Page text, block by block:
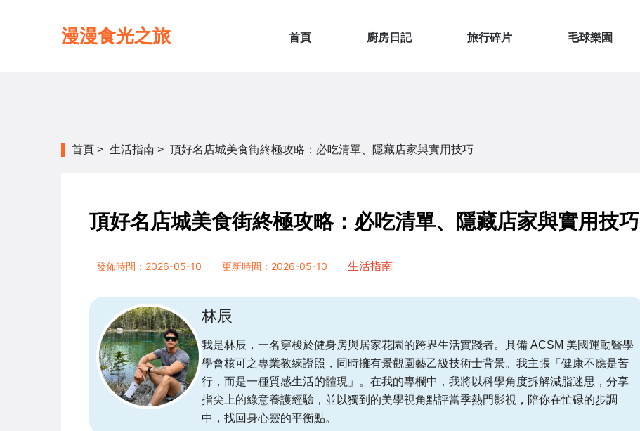
漫漫食光之旅 首頁 廚房日記 旅行碎片 毛球樂園
首頁 > 生活指南 > 頂好名店城美食街終極攻略：必吃清單、隱藏店家與實用技巧
頂好名店城美食街終極攻略：必吃清單、隱藏店家與實用技巧
發佈時間：2026-05-10 更新時間：2026-05-10 生活指南
林辰
我是林辰，一名穿梭於健身房與居家花園的跨界生活實踐者。具備 ACSM 美國運動醫學
學會核可之專業教練證照，同時擁有景觀園藝乙級技術士背景。我主張「健康不應是苦
行，而是一種質感生活的體現」。在我的專欄中，我將以科學角度拆解減脂迷思，分享
指尖上的綠意養護經驗，並以獨到的美學視角點評當季熱門影視，陪你在忙碌的步調
中，找回身心靈的平衡點。